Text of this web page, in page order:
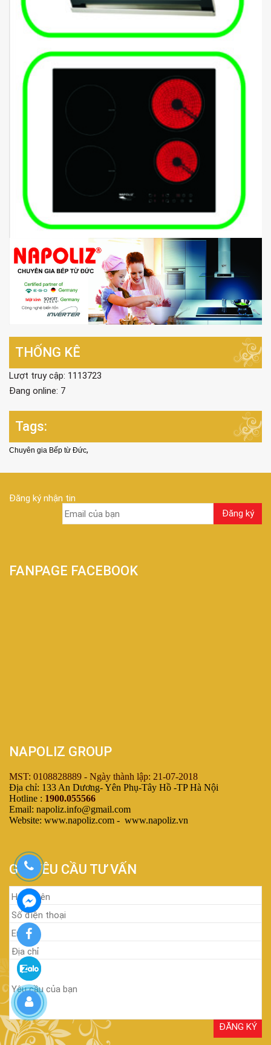
THỐNG KÊ
Lượt truy cập: 1113723
Đang online: 7
Tags:
Chuyên gia Bếp từ Đức,
Đăng ký nhận tin
FANPAGE FACEBOOK
NAPOLIZ GROUP
MST: 0108828889 - Ngày thành lập: 21-07-2018
Địa chỉ: 133 An Dương- Yên Phụ-Tây Hồ -TP Hà Nội
Hotline : 1900.055566
Email: napoliz.info@gmail.com
Website: www.napoliz.com - www.napoliz.vn
GỬI YÊU CẦU TƯ VẤN